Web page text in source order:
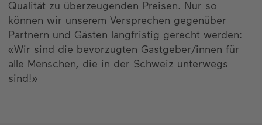
Qualität zu überzeugenden Preisen. Nur so
können wir unserem Versprechen gegenüber
Partnern und Gästen langfristig gerecht werden:
«Wir sind die bevorzugten Gastgeber/innen für
alle Menschen, die in der Schweiz unterwegs
sind!»